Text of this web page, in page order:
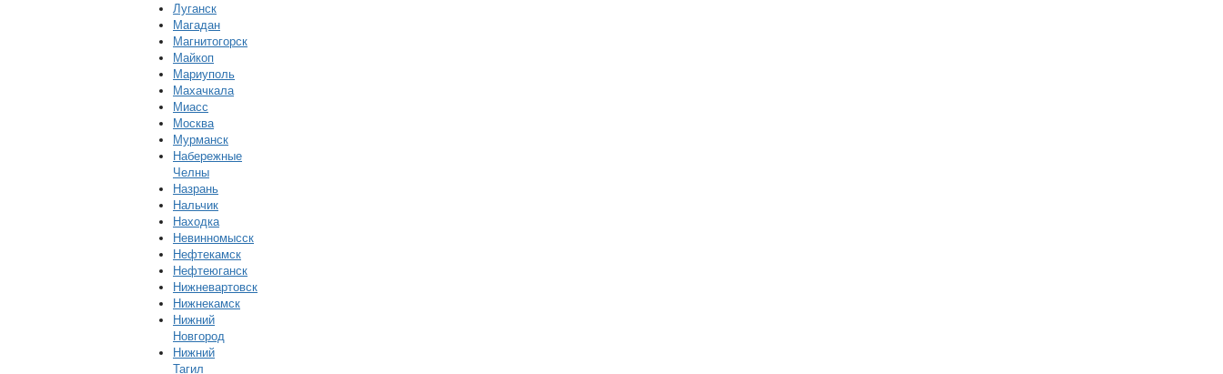
Луганск
Магадан
Магнитогорск
Майкоп
Мариуполь
Махачкала
Миасс
Москва
Мурманск
Набережные
Челны
Назрань
Нальчик
Находка
Невинномысск
Нефтекамск
Нефтеюганск
Нижневартовск
Нижнекамск
Нижний
Новгород
Нижний
Тагил